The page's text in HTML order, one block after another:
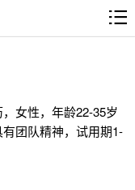
女性，年龄22-35岁
团队精神，试用期1-